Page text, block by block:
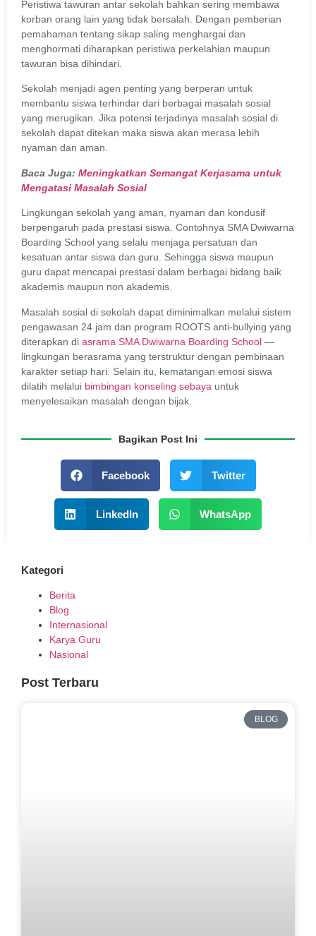
Peristiwa tawuran antar sekolah bahkan sering membawa
korban orang lain yang tidak bersalah. Dengan pemberian
pemahaman tentang sikap saling menghargai dan
menghormati diharapkan peristiwa perkelahian maupun
tawuran bisa dihindari.
Sekolah menjadi agen penting yang berperan untuk
membantu siswa terhindar dari berbagai masalah sosial
yang merugikan. Jika potensi terjadinya masalah sosial di
sekolah dapat ditekan maka siswa akan merasa lebih
nyaman dan aman.
Baca Juga: Meningkatkan Semangat Kerjasama untuk
Mengatasi Masalah Sosial
Lingkungan sekolah yang aman, nyaman dan kondusif
berpengaruh pada prestasi siswa. Contohnya SMA Dwiwarna
Boarding School yang selalu menjaga persatuan dan
kesatuan antar siswa dan guru. Sehingga siswa maupun
guru dapat mencapai prestasi dalam berbagai bidang baik
akademis maupun non akademis.
Masalah sosial di sekolah dapat diminimalkan melalui sistem
pengawasan 24 jam dan program ROOTS anti-bullying yang
diterapkan di asrama SMA Dwiwarna Boarding School —
lingkungan berasrama yang terstruktur dengan pembinaan
karakter setiap hari. Selain itu, kematangan emosi siswa
dilatih melalui bimbingan konseling sebaya untuk
menyelesaikan masalah dengan bijak.
Bagikan Post Ini
Facebook Twitter
LinkedIn WhatsApp
Kategori
Berita
Blog
Internasional
Karya Guru
Nasional
Post Terbaru
BLOG